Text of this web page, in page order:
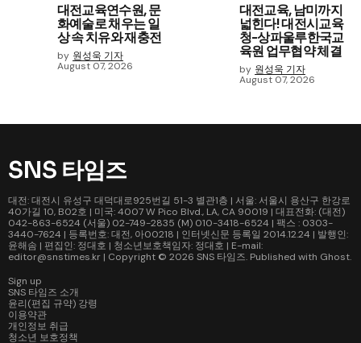
대전교육연수원, 문
화예술로 채우는 일
상 속 치유와 재충전
by 원성욱 기자
August 07, 2026
대전교육, 남미까지
넓힌다! 대전시교육
청-상파울루한국교
육원 업무협약 체결
by 원성욱 기자
August 07, 2026
SNS 타임즈
대전: 대전시 유성구 대덕대로925번길 51-3 별관1층 | 서울: 서울시 용산구 한강로
40가길 10, B02호 | 미국: 4007 W Pico Blvd., LA, CA 90019 | 대표전화: (대전)
042-863-6524 (서울) 02-749-2835 (M) 010-3418-6524 | 팩스 : 0303-
3440-7624 | 등록번호: 대전, 아00218 | 인터넷신문 등록일 2014.12.24 | 발행인:
윤해솜 | 편집인: 정대호 | 청소년보호책임자: 정대호 | E-mail:
editor@snstimes.kr | Copyright © 2026 SNS 타임즈. Published with Ghost.
Sign up
SNS 타임즈 소개
윤리(편집 규약) 강령
이용약관
개인정보 취급
청소년 보호정책